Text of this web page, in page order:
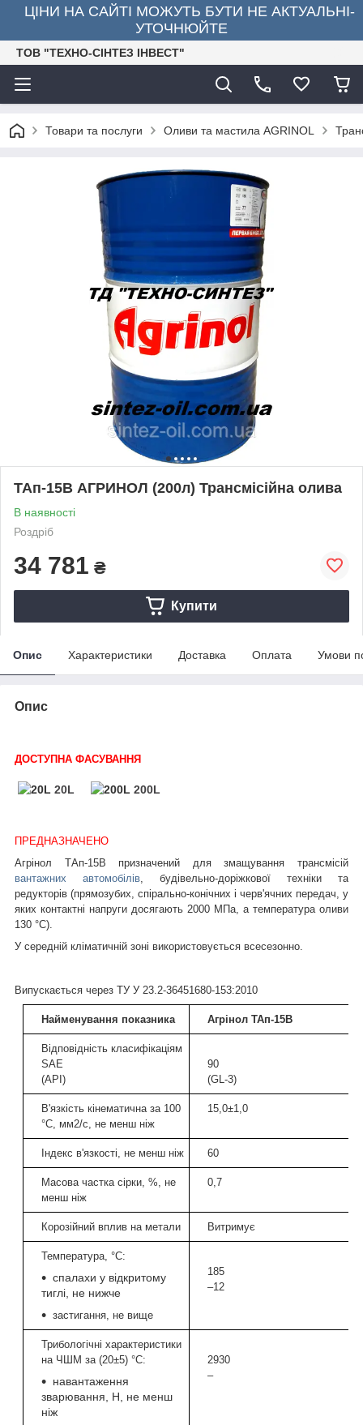
ЦІНИ НА САЙТІ МОЖУТЬ БУТИ НЕ АКТУАЛЬНІ-
УТОЧНЮЙТЕ
ТОВ "ТЕХНО-СІНТЕЗ ІНВЕСТ"
Товари та послуги Оливи та мастила AGRINOL
ТАп-15В АГРИНОЛ (200л) Трансмісійна олива
В наявності
Роздріб
34 781 ₴
Купити
Опис Характеристики Доставка Оплата Умови
Опис
ДОСТУПНА ФАСУВАННЯ
20L 200L
ПРЕДНАЗНАЧЕНО
Агрінол ТАп-15В призначений для змащування трансмісій
вантажних автомобілів, будівельно-доріжкової техніки та
редукторів (прямозубих, спірально-конічних і черв'ячних передач, у
яких контактні напруги досягають 2000 МПа, а температура оливи
130 °C).
У середній кліматичній зоні використовується всесезонно.
Випускається через ТУ У 23.2-36451680-153:2010
Найменування показника Агрінол ТАп-15В
Відповідність класифікаціям
SAE
(API)
90
(GL-3)
В'язкість кінематична за 100
°C, мм2/с, не менш ніж
15,0±1,0
Індекс в'язкості, не менш ніж 60
Масова частка сірки, %, не
менш ніж
0,7
Корозійний вплив на метали Витримує
Температура, °C:
спалахи у відкритому
тиглі, не нижче
застигання, не вище
185
–12
Трибологічні характеристики
на ЧШМ за (20±5) °C:
навантаження
зварювання, Н, не менш
ніж
2930
–